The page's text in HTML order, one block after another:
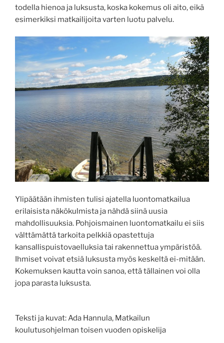
todella hienoa ja luksusta, koska kokemus oli aito, eikä
esimerkiksi matkailijoita varten luotu palvelu.
Ylipäätään ihmisten tulisi ajatella luontomatkailua
erilaisista näkökulmista ja nähdä siinä uusia
mahdollisuuksia. Pohjoismainen luontomatkailu ei siis
välttämättä tarkoita pelkkiä opastettuja
kansallispuistovaelluksia tai rakennettua ympäristöä.
Ihmiset voivat etsiä luksusta myös keskeltä ei-mitään.
Kokemuksen kautta voin sanoa, että tällainen voi olla
jopa parasta luksusta.
Teksti ja kuvat: Ada Hannula, Matkailun
koulutusohjelman toisen vuoden opiskelija